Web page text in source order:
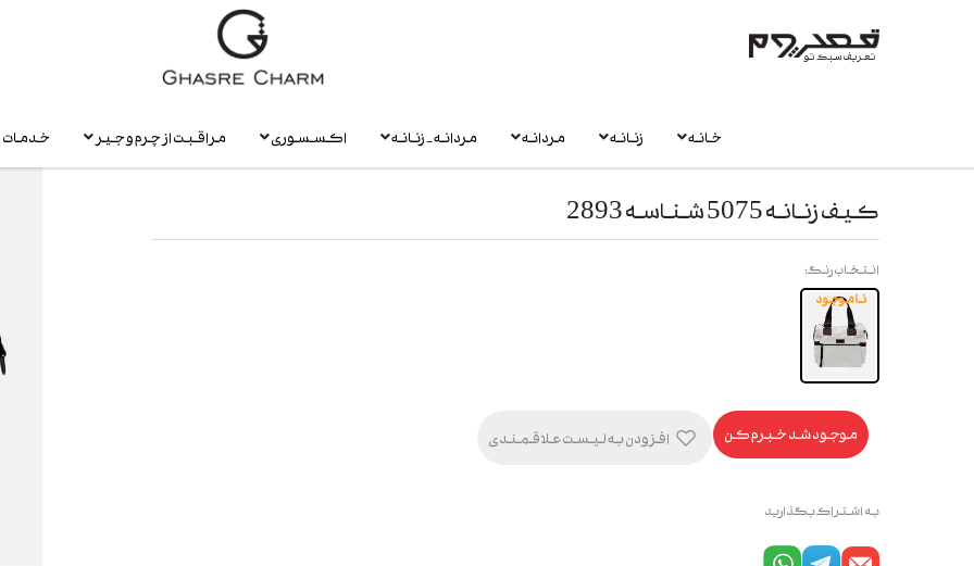
تعریف سبک تو
خانه زنانه مردانه مردانه - زنانه اکسسوری مراقبت از چرم و جیر خدمات
کیف زنانه 5075 شناسه 2893
انتخاب رنگ:
ناموجود
موجود شد خبرم کن افزودن به لیست علاقمندی
به اشتراک بگذارید